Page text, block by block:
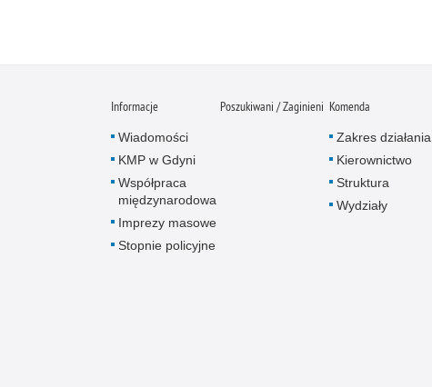
Informacje
Wiadomości
KMP w Gdyni
Współpraca
międzynarodowa
Imprezy masowe
Stopnie policyjne
Poszukiwani / Zaginieni Komenda
Zakres działania
Kierownictwo
Struktura
Wydziały